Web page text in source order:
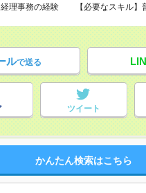
経理事務の経験 【必要なスキル】
ルで送る
ツイート
かんたん検索はこちら